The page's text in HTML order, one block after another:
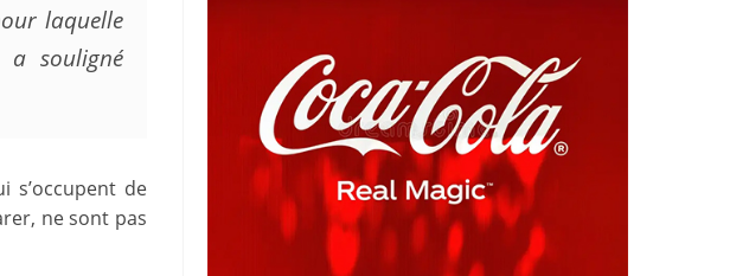
laquelle
a souligné
s’occupent de
ne sont pas